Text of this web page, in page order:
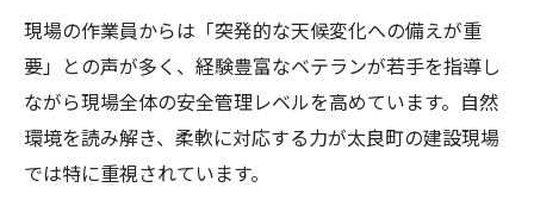
建設労働者が重視すべき安全意識の育成
現場対応力と地域課題解決への影響
建設業に必要なコミュニケーション力とは
太良町のインフラ発展に建設が果たす役割
建設が支える太良町インフラの現在地
現場の作業員からは「突発的な天候変化への備えが重
要」との声が多く、経験豊富なベテランが若手を指導し
ながら現場全体の安全管理レベルを高めています。自然
環境を読み解き、柔軟に対応する力が太良町の建設現場
では特に重視されています。